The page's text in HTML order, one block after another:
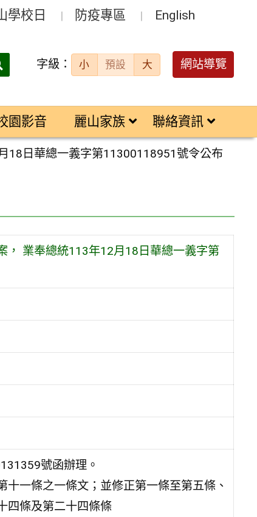
學校日 防疫專區 English
搜
字級： 小 預設 大 網站導覽
園影音 麗山家族 聯絡資訊
18日華總一義字第11300118951號令公布
， 業奉總統113年12月18日華總一義字第
號函辦理。
一條之一條文；並修正第一條至第五條、
四條及第二十四條條